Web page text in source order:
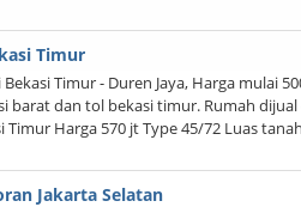
Timur
Timur - Duren Jaya, Harga mulai
barat dan tol bekasi timur. Rumah
Timur Harga 570 jt Type 45/72 Luas
Jakarta Selatan